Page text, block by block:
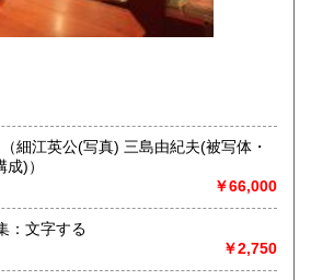
なりたい方は、必ず事前にご連絡をお
、井の頭線、田園都市線、銀座線、
13:00〜19:00
)）
￥66,000
：文字する
￥2,750